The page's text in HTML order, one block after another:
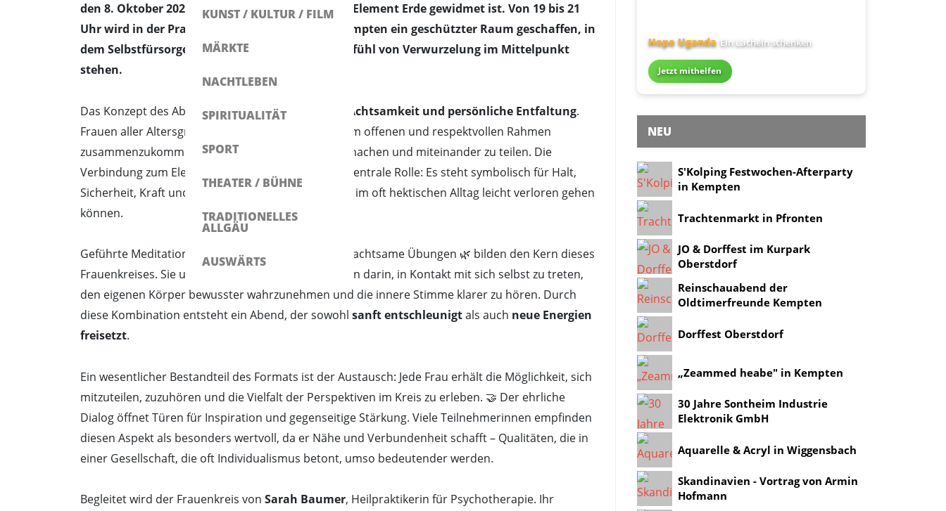
KUNST / KULTUR / FILM
MÄRKTE
NACHTLEBEN
SPIRITUALITÄT
SPORT
THEATER / BÜHNE
TRADITIONELLES
ALLGÄU
AUSWÄRTS
den 8. Oktober 2025, einen Abend, der ganz dem Element Erde gewidmet ist. Von 19 bis 21
Uhr wird in der Praxis Wellenkraft BEWEGT in Kempten ein geschützter Raum geschaffen, in
dem Selbstfürsorge, innere Stabilität und das Gefühl von Verwurzelung im Mittelpunkt
stehen.
Das Konzept des Abends setzt aufGemeinschaft, Achtsamkeit und persönliche Entfaltung.
Frauen aller Altersgruppen sind eingeladen, in einem offenen und respektvollen Rahmen
zusammenzukommen, um eigene Erfahrungen zu machen und miteinander zu teilen. Die
Verbindung zum Element Erde 🌍 spielt dabei eine zentrale Rolle: Es steht symbolisch für Halt,
Sicherheit, Kraft und Beständigkeit – Qualitäten, die im oft hektischen Alltag leicht verloren gehen
können.
Geführte Meditationen 🧘‍♀️, kreative Impulse 🎨 und achtsame Übungen 🌿 bilden den Kern dieses
Frauenkreises. Sie unterstützen die Teilnehmerinnen darin, in Kontakt mit sich selbst zu treten,
den eigenen Körper bewusster wahrzunehmen und die innere Stimme klarer zu hören. Durch
diese Kombination entsteht ein Abend, der sowohl sanft entschleunigtals auch neue Energien
freisetzt.
Ein wesentlicher Bestandteil des Formats ist der Austausch: Jede Frau erhält die Möglichkeit, sich
mitzuteilen, zuzuhören und die Vielfalt der Perspektiven im Kreis zu erleben. 🤝 Der ehrliche
Dialog öffnet Türen für Inspiration und gegenseitige Stärkung. Viele Teilnehmerinnen empfinden
diesen Aspekt als besonders wertvoll, da er Nähe und Verbundenheit schafft – Qualitäten, die in
einer Gesellschaft, die oft Individualismus betont, umso bedeutender werden.
Begleitet wird der Frauenkreis von Sarah Baumer, Heilpraktikerin für Psychotherapie. Ihr
Hope Uganda Ein Lächeln schenken
Jetzt mithelfen
NEU
S'Kolping Festwochen-Afterparty
in Kempten
Trachtenmarkt in Pfronten
JO & Dorffest im Kurpark
Oberstdorf
Reinschauabend der
Oldtimerfreunde Kempten
Dorffest Oberstdorf
„Zeammed heabe" in Kempten
30 Jahre Sontheim Industrie
Elektronik GmbH
Aquarelle & Acryl in Wiggensbach
Skandinavien - Vortrag von Armin
Hofmann